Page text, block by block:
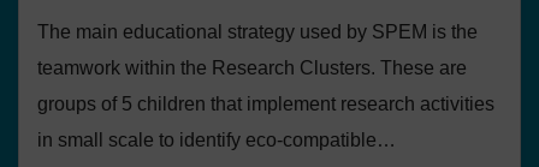
The main educational strategy used by SPEM is the
teamwork within the Research Clusters. These are
groups of 5 children that implement research activities
in small scale to identify eco-compatible…